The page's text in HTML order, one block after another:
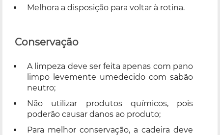
Melhora a disposição para voltar à rotina.
Conservação
A limpeza deve ser feita apenas com pano
limpo levemente umedecido com sabão
neutro;
Não utilizar produtos químicos, pois
poderão causar danos ao produto;
Para melhor conservação, a cadeira deve